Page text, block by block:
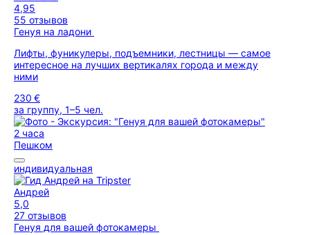
4,95
55 отзывов
Генуя на ладони
Лифты, фуникулеры, подъемники, лестницы — самое
интересное на лучших вертикалях города и между
ними
230 €
за группу, 1–5 чел.
2 часа
Пешком
индивидуальная
Андрей
5,0
27 отзывов
Генуя для вашей фотокамеры